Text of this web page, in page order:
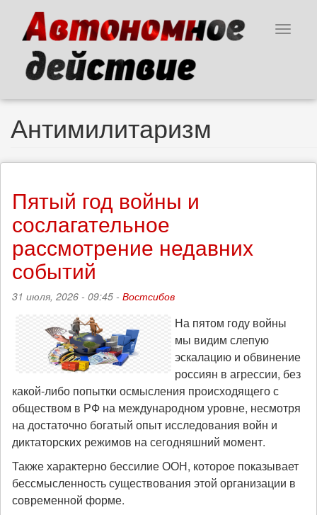
основному
содержанию
Toggle
Антимилитаризм
Пятый год войны и
сослагательное
рассмотрение недавних
событий
31 июля, 2026 - 09:45 - Востсибов
На пятом году войны
мы видим слепую
эскалацию и обвинение
россиян в агрессии, без
какой-либо попытки осмысления происходящего с
обществом в РФ на международном уровне, несмотря
на достаточно богатый опыт исследования войн и
диктаторских режимов на сегодняшний момент.
Также характерно бессилие ООН, которое показывает
бессмысленность существования этой организации в
современной форме.